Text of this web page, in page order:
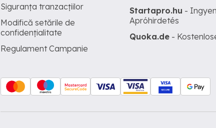
Siguranța tranzacțiilor
Modifică setările de
confidențialitate
Regulament Campanie
Startapro.hu -
Apróhirdetés
Quoka.de -